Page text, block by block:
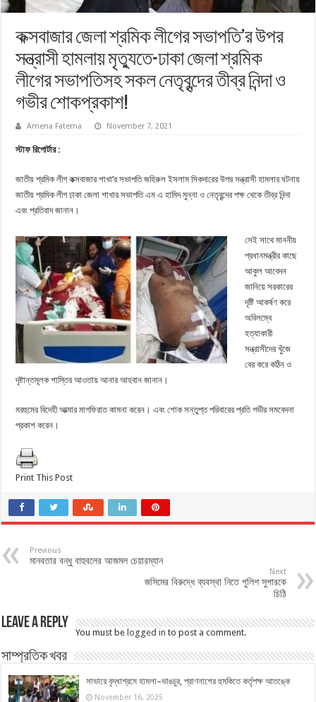
কক্সবাজার জেলা শ্রমিক লীগের সভাপতি’র উপর
সন্ত্রাসী হামলায় মৃত্যুতে-ঢাকা জেলা শ্রমিক
লীগের সভাপতিসহ সকল নেতৃবৃন্দের তীব্র নিন্দা ও
গভীর শোকপ্রকাশ!
Amena Fatema November 7, 2021
স্টাফ রিপোর্টার :
জাতীয় শ্রমিক লীগ কক্সবাজার শাখা’র সভাপতি জহিরুল ইসলাম সিকদারের উপর সন্ত্রাসী হামলার ঘটনায়
জাতীয় শ্রমিক লীগ ঢাকা জেলা শাখার সভাপতি এম এ হামিদ মুন্না ও নেতৃবৃন্দের পক্ষ থেকে তীব্র নিন্দা
এবং প্রতিবাদ জানান।
সেই সাথে মাননীয়
প্রধানমন্ত্রীর কাছে
আকুল আবেদন
জানিয়ে সরকারের
দৃষ্টি আকর্ষণ করে
অবিলম্বে
হত্যাকারী
সন্ত্রাসীদের খুঁজে
বের করে কঠিন ও
দৃষ্টান্তমূলক শাস্তির আওতায় আনার আহবান জানান।
মরহুমের বিদেহী আত্মার মাগফিরাত কামনা করেন। এবং শোক সন্তুপ্ত পরিবারের প্রতি গভীর সমবেদনা
প্রকাশ করেন।
Print This Post
Previous
মানবতার বন্ধু বাহুবলের আজমল চেয়ারম্যান
Next
জসিমের বিরুদ্ধে ব্যবস্থা নিতে পুলিশ সুপারকে
চিঠি
Leave a Reply
You must be logged in to post a comment.
সাম্প্রতিক খবর
সাভারে বৃদ্ধাশ্রমে হামলা–ভাঙচুর, প্রাণনাশের হুমকিতে কর্তৃপক্ষ আতঙ্কে
November 16, 2025